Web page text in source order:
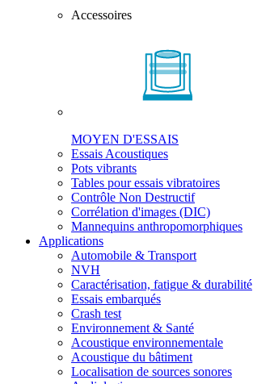
Accessoires
MOYEN D'ESSAIS
Essais Acoustiques
Pots vibrants
Tables pour essais vibratoires
Contrôle Non Destructif
Corrélation d'images (DIC)
Mannequins anthropomorphiques
Applications
Automobile & Transport
NVH
Caractérisation, fatigue & durabilité
Essais embarqués
Crash test
Environnement & Santé
Acoustique environnementale
Acoustique du bâtiment
Localisation de sources sonores